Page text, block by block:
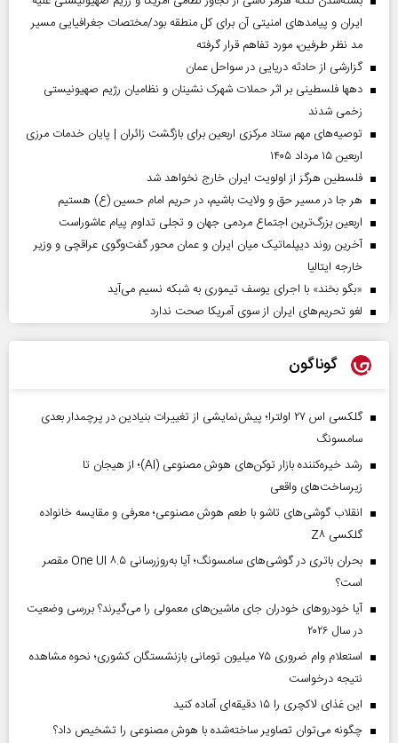
ایران و پیامد‌های امنیتی آن برای کل منطقه بود/مختصات جغرافیایی مسیر
مد نظر طرفین، مورد تفاهم قرار گرفته
گزارشی از حادثه دریایی در سواحل عمان
دهها فلسطینی بر اثر حملات شهرک نشینان و نظامیان رژیم صهیونیستی
زخمی شدند
توصیه‌های مهم ستاد مرکزی اربعین برای بازگشت زائران | پایان خدمات مرزی
اربعین ۱۵ مرداد ۱۴۰۵
فلسطین هرگز از اولویت ایران خارج نخواهد شد
هر جا در مسیر حق و ولایت باشیم، در حریم امام حسین (ع) هستیم
اربعین بزرگ‌ترین اجتماع مردمی جهان و تجلی تداوم پیام عاشوراست
آخرین روند دیپلماتیک میان ایران و عمان محور گفت‌وگوی عراقچی و وزیر
خارجه ایتالیا
«بگو بخند» با اجرای یوسف تیموری به شبکه نسیم می‌آید
لغو تحریم‌های ایران از سوی آمریکا صحت ندارد
گوناگون
گلکسی اس ۲۷ اولترا؛ پیش‌نمایشی از تغییرات بنیادین در پرچمدار بعدی
سامسونگ
رشد خیره‌کننده بازار توکن‌های هوش مصنوعی (AI)؛ از هیجان تا
زیرساخت‌های واقعی
انقلاب گوشی‌های تاشو‌ با طعم هوش مصنوعی؛ معرفی و مقایسه خانواده
گلکسی Z۸
بحران باتری در گوشی‌های سامسونگ؛ آیا به‌روزرسانی One UI ۸.۵ مقصر
است؟
آیا خودروهای خودران جای ماشین‌های معمولی را می‌گیرند؟ بررسی وضعیت
در سال ۲۰۲۶
استعلام وام ضروری ۷۵ میلیون تومانی بازنشستگان کشوری؛ نحوه مشاهده
نتیجه درخواست
این غذای لاکچری را ۱۵ دقیقه‌ای آماده کنید
چگونه می‌توان تصاویر ساخته‌شده با هوش مصنوعی را تشخیص داد؟